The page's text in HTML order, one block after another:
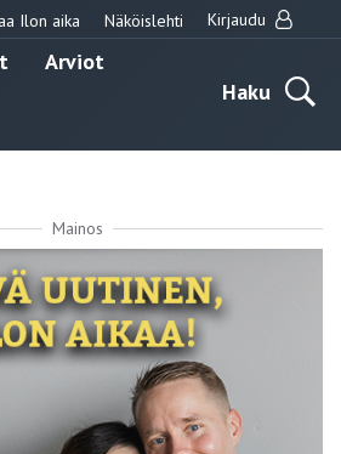
Ilon aika Näköislehti Kirjaudu
Arviot
Haku
Mainos